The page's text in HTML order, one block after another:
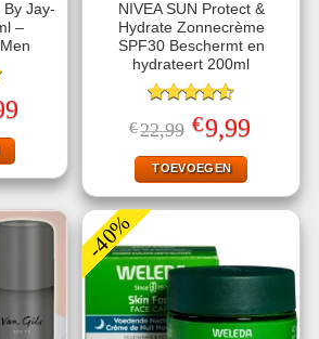
By Jay-
–
Huidige
prijs
NIVEA SUN Protect &
Hydrate Zonnecrème
SPF30 Beschermt en
hydrateert 200ml
Gewaardeerd
4.56uit 5
€22,99 Oorspronkelijke
prijs
was:
€22,99.
€9,99Huidige
prijs
TOEVOEGEN
-40%